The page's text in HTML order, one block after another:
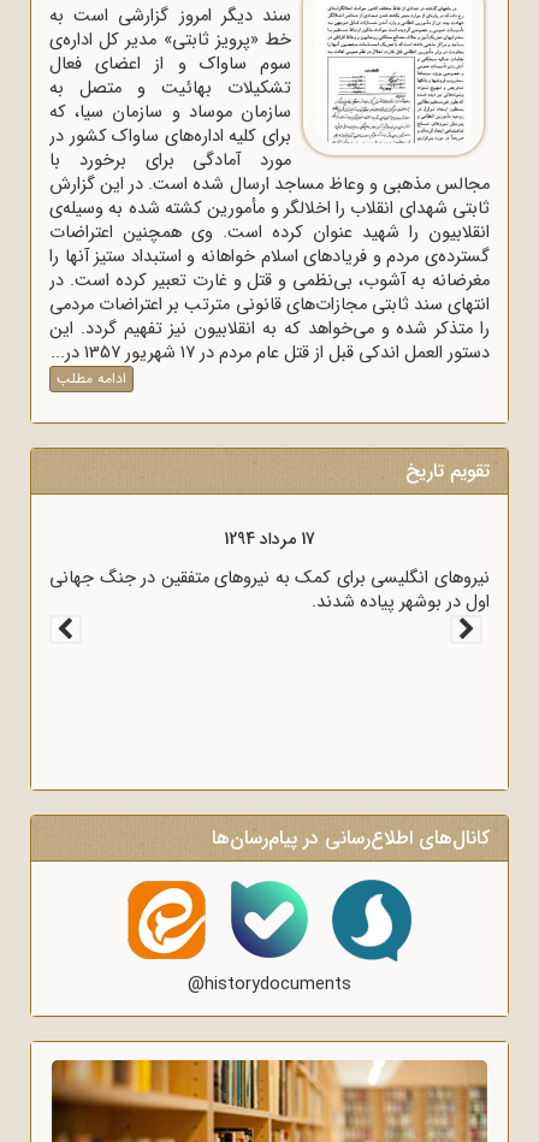
سند دیگر امروز گزارشی است به
خط «پرویز ثابتی» مدیر کل اداره‌ی
سوم ساواک و از اعضای فعال
تشکیلات بهائیت و متصل به
سازمان موساد و سازمان سیا، که
برای کلیه اداره‌های ساواک‌ کشور در
مورد آمادگی برای برخورد با
مجالس مذهبی و وعاظ مساجد ارسال شده است. در این گزارش
ثابتی شهدای انقلاب را اخلالگر و مأمورین کشته شده به وسیله‌ی
انقلابیون را شهید عنوان کرده است. وی همچنین اعتراضات
گسترده‌ی مردم و فریادهای اسلام خواهانه و استبداد ستیز آنها را
مغرضانه به آشوب، بی‌نظمی و قتل و غارت تعبیر کرده است. در
انتهای سند ثابتی مجازات‌های قانونی مترتب بر اعتراضات مردمی
را متذکر شده و می‌خواهد که به انقلابیون نیز تفهیم گردد. این
دستور العمل اندکی قبل از قتل عام مردم در 17 شهریور 1357 در...
ادامه مطلب
تقویم تاریخ
نیروهای انگلیسی برای کمک بهعملاً ایران را مستعمره انگلستان می‌کرد، به وسیله
امضا شد.
کانال‌های اطلاع‌رسانی در پیام‌رسان‌ها
@historydocuments